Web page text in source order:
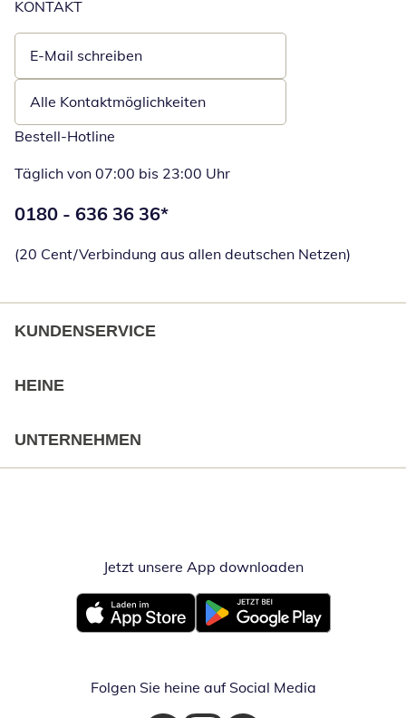
KONTAKT
E-Mail schreiben
Öffnet E-Mail-Client
Alle Kontaktmöglichkeiten
Bestell-Hotline
Täglich von 07:00 bis 23:00 Uhr
Telefonnummer:
0180 - 636 36 36*
(20 Cent/Verbindung aus allen deutschen Netzen)
KUNDENSERVICE
HEINE
UNTERNEHMEN
Jetzt unsere App downloadenÖffnet in
Öffnet in neuem FensterÖffnet in neuem Fenster
Folgen Sie heine auf Social Media